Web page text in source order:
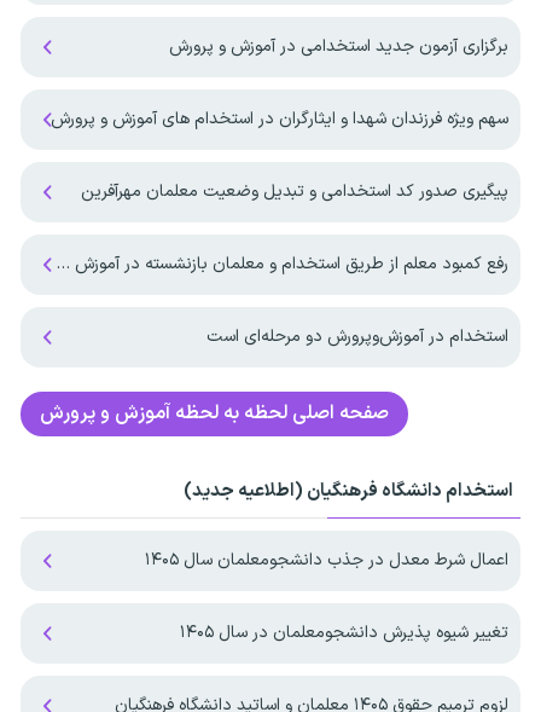
برگزاری آزمون جدید استخدامی در آموزش و پرورش
سهم ویژه فرزندان شهدا و ایثارگران در استخدام های آموزش و پرورش
پیگیری صدور کد استخدامی و تبدیل وضعیت معلمان مهرآفرین
رفع کمبود معلم از طریق استخدام و معلمان بازنشسته در آموزش و پرورش
استخدام در آموزش‌و‌پرورش دو مرحله‌ای است
صفحه اصلی لحظه به لحظه آموزش و پرورش
استخدام دانشگاه فرهنگیان (اطلاعیه جدید)
اعمال شرط معدل در جذب دانشجومعلمان سال ۱۴۰۵
تغییر شیوه پذیرش دانشجومعلمان در سال ۱۴۰۵
لزوم ترمیم حقوق ۱۴۰۵ معلمان و اساتید دانشگاه فرهنگیان